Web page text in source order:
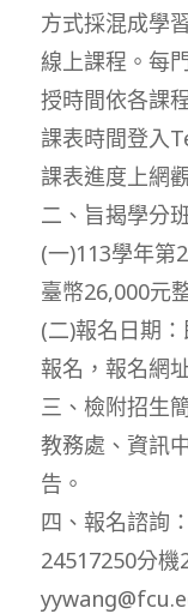
方式採混成學
線上課程。每
授時間依各課
課表時間登入
課表進度上網
二、旨揭學分
(一)113學年第
臺幣26,000元
(二)報名日期
報名，報名網
三、檢附招生
教務處、資訊
告。
四、報名諮詢
24517250分機